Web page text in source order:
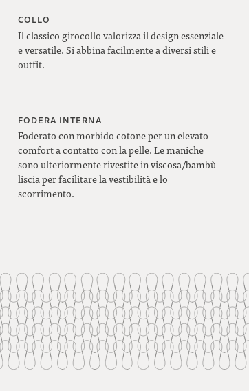
COLLO
Il classico girocollo valorizza il design essenziale
e versatile. Si abbina facilmente a diversi stili e
outfit.
FODERA INTERNA
Foderato con morbido cotone per un elevato
comfort a contatto con la pelle. Le maniche
sono ulteriormente rivestite in viscosa/bambù
liscia per facilitare la vestibilità e lo
scorrimento.